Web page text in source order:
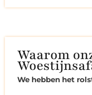
Waarom
We hebben het